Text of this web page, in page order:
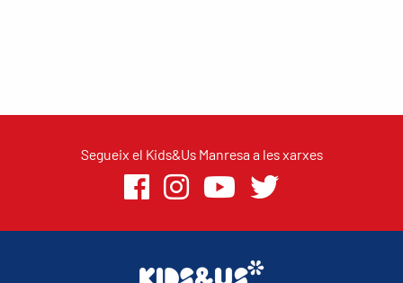
Segueix el Kids&Us Manresa a les xarxes